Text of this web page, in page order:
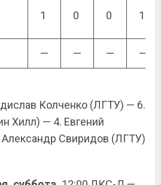
1 0 0 1
— — — —
Колченко (ЛГТУ) — 6.
Хилл) — 4. Евгений
Свиридов (ЛГТУ)